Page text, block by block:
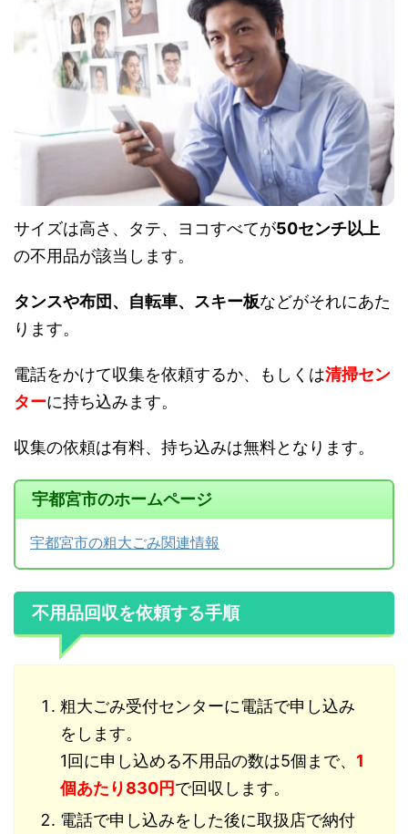
サイズは高さ、タテ、ヨコすべてが50センチ以上
の不用品が該当します。
タンスや布団、自転車、スキー板などがそれにあた
ります。
電話をかけて収集を依頼するか、もしくは清掃セン
ターに持ち込みます。
収集の依頼は有料、持ち込みは無料となります。
宇都宮市のホームページ
宇都宮市の粗大ごみ関連情報
不用品回収を依頼する手順
粗大ごみ受付センターに電話で申し込み
をします。
1回に申し込める不用品の数は5個まで、 1
個あたり830円で回収します。
電話で申し込みをした後に取扱店で納付